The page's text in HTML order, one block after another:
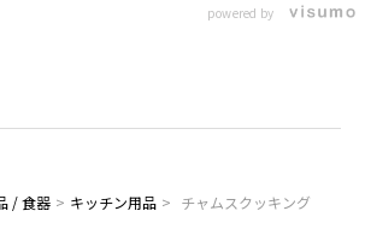
powered by
/ 食器 > キッチン用品 > チャムスクッキング